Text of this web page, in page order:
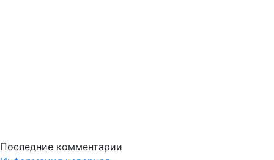
Последние комментарии